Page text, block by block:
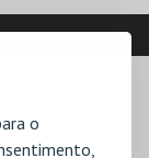
o